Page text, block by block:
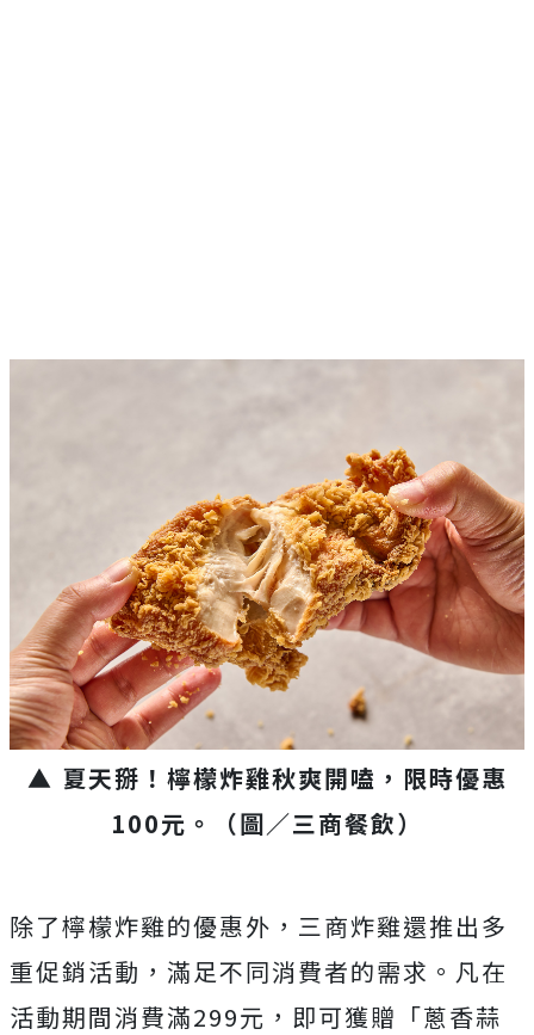
▲ 夏天掰！檸檬炸雞秋爽開嗑，限時優惠
100元。（圖／三商餐飲）
除了檸檬炸雞的優惠外，三商炸雞還推出多
重促銷活動，滿足不同消費者的需求。凡在
活動期間消費滿299元，即可獲贈「蔥香蒜